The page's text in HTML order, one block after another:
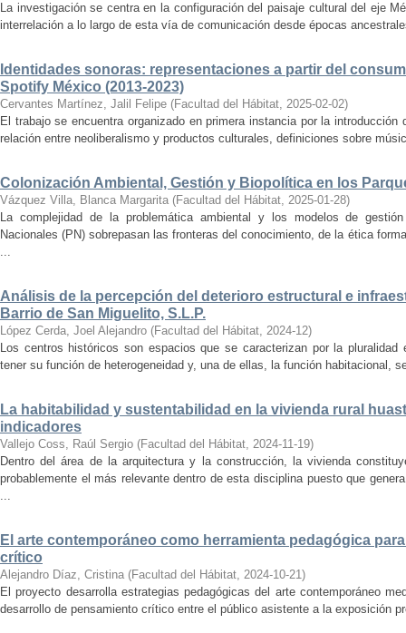
La investigación se centra en la configuración del paisaje cultural del eje
interrelación a lo largo de esta vía de comunicación desde épocas
Identidades sonoras: representaciones a partir del
Spotify México (2013-2023)
Cervantes Martínez, Jalil Felipe (Facultad del Hábitat, 2025-02-02)
El trabajo se encuentra organizado en primera instancia por la
relación entre neoliberalismo y productos culturales, definiciones sobre
Colonización Ambiental, Gestión y Biopolítica en los
Vázquez Villa, Blanca Margarita (Facultad del Hábitat, 2025-01-28)
La complejidad de la problemática ambiental y los modelos de
Nacionales (PN) sobrepasan las fronteras del conocimiento, de la ética
...
Análisis de la percepción del deterioro estructural e
Barrio de San Miguelito, S.L.P.
López Cerda, Joel Alejandro (Facultad del Hábitat, 2024-12)
Los centros históricos son espacios que se caracterizan por la
tener su función de heterogeneidad y, una de ellas, la función habitacional,
La habitabilidad y sustentabilidad en la vivienda rural
indicadores
Vallejo Coss, Raúl Sergio (Facultad del Hábitat, 2024-11-19)
Dentro del área de la arquitectura y la construcción, la vivienda
probablemente el más relevante dentro de esta disciplina puesto que
...
El arte contemporáneo como herramienta pedagógica
crítico
Alejandro Díaz, Cristina (Facultad del Hábitat, 2024-10-21)
El proyecto desarrolla estrategias pedagógicas del arte contemporáneo
desarrollo de pensamiento crítico entre el público asistente a la exposición